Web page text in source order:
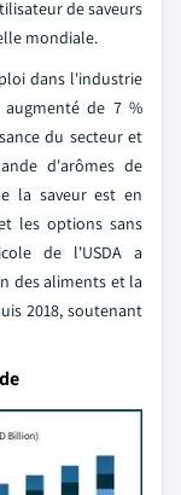
de saveurs
mondiale.
dans l'industrie
de 7 %
du secteur et
d'arômes de
la saveur est en
les options sans
de l'USDA a
des aliments et la
2018, soutenant